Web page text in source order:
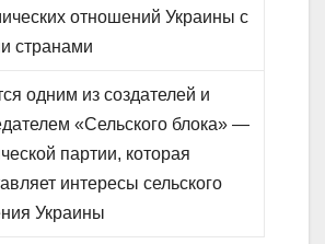
отношений Украины с
странами
одним из создателей и
«Сельского блока» —
партии, которая
интересы сельского
Украины